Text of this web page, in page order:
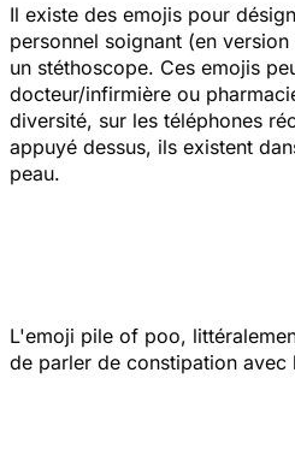
Il existe des emojis pour
personnel soignant (en
un stéthoscope. Ces emojis
docteur/infirmière ou
diversité, sur les téléphones
appuyé dessus, ils existent
peau.
L'emoji pile of poo,
de parler de constipation avec